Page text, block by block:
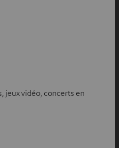
jeux vidéo, concerts en